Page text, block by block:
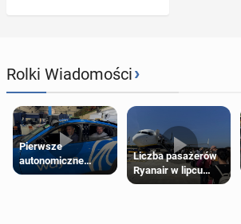
Rolki Wiadomości›
Pierwsze
autonomiczne
Ubery pojawią się
Liczba pasażerów
Ryanair w lipcu
pobiła rekord